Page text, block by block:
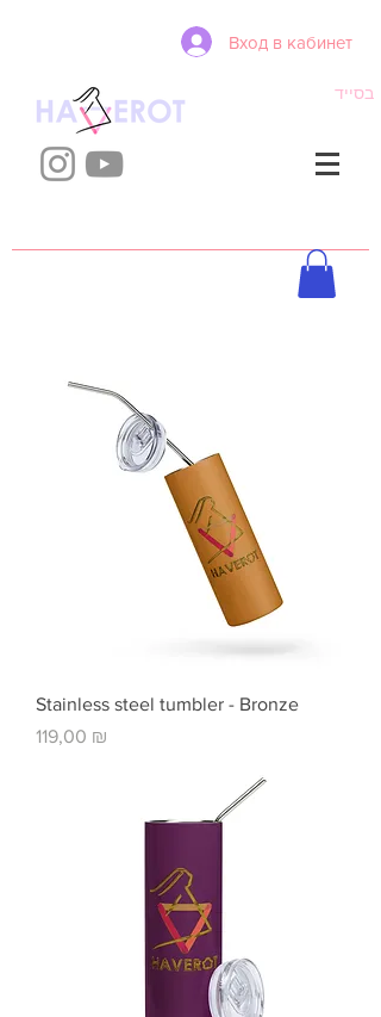
Вход в кабинет
בסייד
Stainless steel tumbler - Bronze
Цена
119,00 ₪